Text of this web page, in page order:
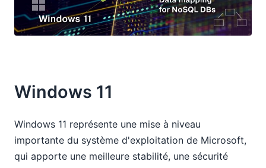
Windows 11
Windows 11 représente une mise à niveau
importante du système d'exploitation de Microsoft,
qui apporte une meilleure stabilité, une sécurité